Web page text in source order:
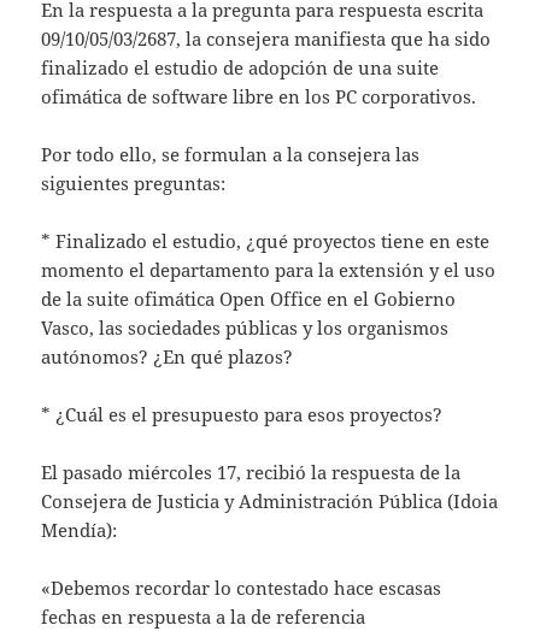
En la respuesta a la pregunta para respuesta escrita
09/10/05/03/2687, la consejera manifiesta que ha sido
finalizado el estudio de adopción de una suite
ofimática de software libre en los PC corporativos.
Por todo ello, se formulan a la consejera las
siguientes preguntas:
* Finalizado el estudio, ¿qué proyectos tiene en este
momento el departamento para la extensión y el uso
de la suite ofimática Open Office en el Gobierno
Vasco, las sociedades públicas y los organismos
autónomos? ¿En qué plazos?
* ¿Cuál es el presupuesto para esos proyectos?
El pasado miércoles 17, recibió la respuesta de la
Consejera de Justicia y Administración Pública (Idoia
Mendía):
«Debemos recordar lo contestado hace escasas
fechas en respuesta a la de referencia